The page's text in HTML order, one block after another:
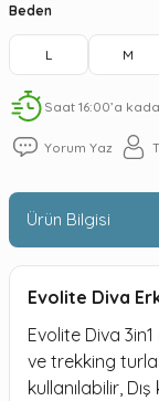
Beden
L M
Saat 16:00’a
Yorum Yaz
Ürün Bilgisi
Evolite Diva
Evolite Diva
ve trekking
kullanılabilir,